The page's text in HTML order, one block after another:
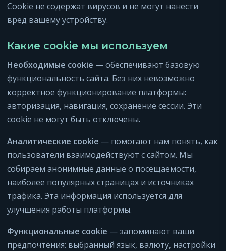
Cookie не содержат вирусов и не могут нанести
вред вашему устройству.
Какие cookie мы используем
Необходимые cookie — обеспечивают базовую
функциональность сайта. Без них невозможно
корректное функционирование платформы:
авторизация, навигация, сохранение сессии. Эти
cookie не могут быть отключены.
Аналитические cookie — помогают нам понять, как
пользователи взаимодействуют с сайтом. Мы
собираем анонимные данные о посещаемости,
наиболее популярных страницах и источниках
трафика. Эта информация используется для
улучшения работы платформы.
Функциональные cookie — запоминают ваши
предпочтения: выбранный язык, валюту, настройки